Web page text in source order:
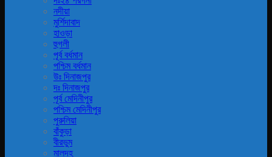
নদীয়া
মুর্শিদাবাদ
হাওড়া
হুগলী
পূর্ব বর্ধমান
পশ্চিম বর্ধমান
উঃ দিনাজপুর
দঃ দিনাজপুর
পূর্ব মেদিনীপুর
পশ্চিম মেদিনীপুর
পুরুলিয়া
বাঁকুড়া
বীরভুম
মালদহ